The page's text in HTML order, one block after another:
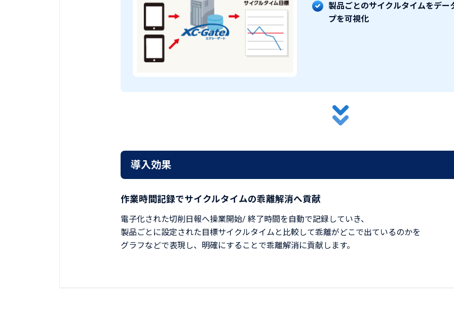
製品ごとのサイクルタイムをデ
プを可視化
導入効果
作業時間記録でサイクルタイムの乖離解消へ貢献
電子化された切削日報へ操業開始/ 終了時間を自動で記録していき、
製品ごとに設定された目標サイクルタイムと比較して乖離がどこで出ているのかを
グラフなどで表現し、明確にすることで乖離解消に貢献します。